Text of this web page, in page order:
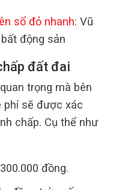
sổ đỏ nhanh: Vũ
động sản
đất đai
trọng mà bên
phí sẽ được xác
chấp. Cụ thể như
đồng.